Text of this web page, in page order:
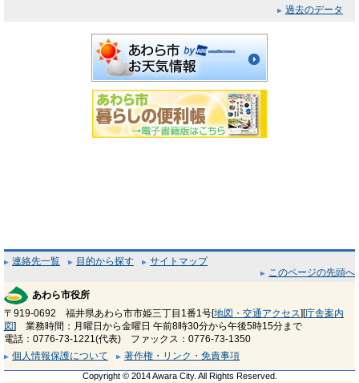
過去のデータ
連絡先一覧 目的から探す
サイトマップ
このページの先頭へ
あわら市役所
〒919-0692 福井県あわら市市姫三丁目1番1号[地図・交通アクセス][庁舎案内
図] 業務時間：月曜日から金曜日 午前8時30分から午後5時15分まで
電話：0776-73-1221(代表) ファックス：0776-73-1350
個人情報保護について
著作権・リンク・免責事項
Copyright © 2014 Awara City. All Rights Reserved.